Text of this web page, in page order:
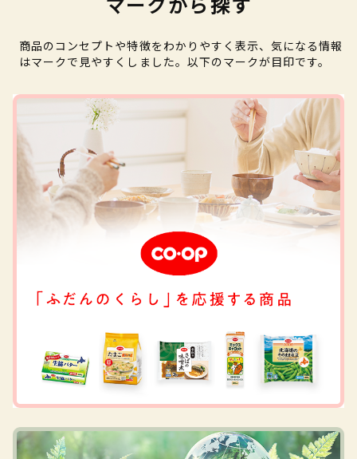
商品のコンセプトや特徴をわかりやすく表示、気になる情報
はマークで見やすくしました。以下のマークが目印です。